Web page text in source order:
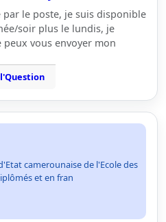
par le poste, je suis disponible
soir plus le lundis, je
vous envoyer mon
camerounaise de l'Ecole des
et en fran